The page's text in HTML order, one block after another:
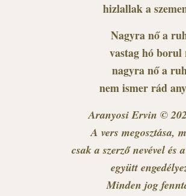
hizlallak a
Nagyra nő a
vastag hó borul
nagyra nő a
nem ismer rád
Aranyosi Ervin ©
A vers megosztása,
csak a szerző nevével és
együtt
Minden jog